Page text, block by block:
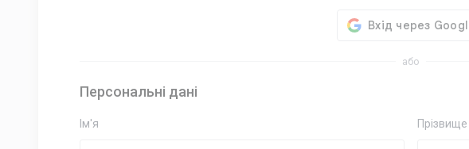
або
Персональні дані
Ім'я Прізвище